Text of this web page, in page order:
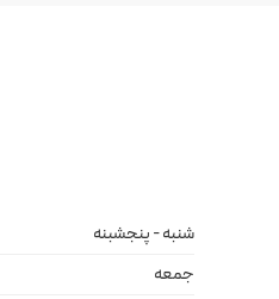
شنبه - پنجشبنه
جمعه